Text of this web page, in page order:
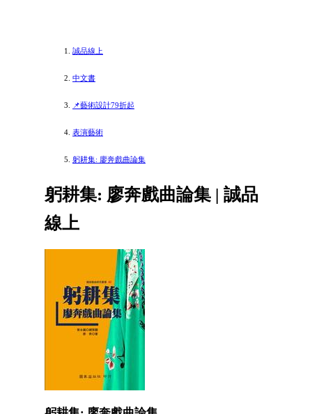
誠品線上
中文書
📌藝術設計79折起
表演藝術
躬耕集: 廖奔戲曲論集
躬耕集: 廖奔戲曲論集 | 誠品
線上